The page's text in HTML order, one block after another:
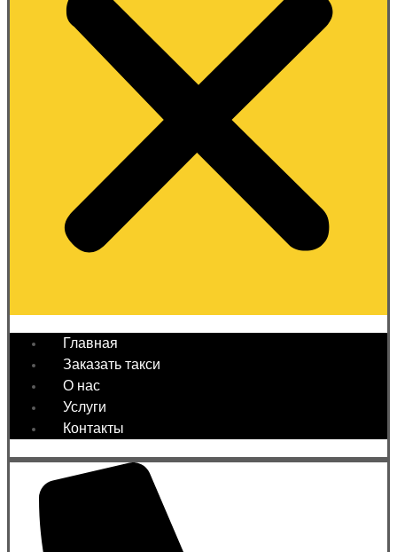
Главная
Заказать такси
О нас
Услуги
Контакты